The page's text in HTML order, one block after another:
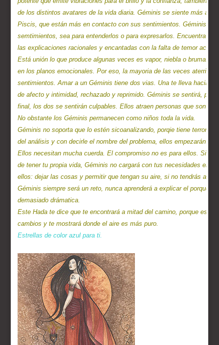
de los distintos avatares de la vida diaria. Géminis se siente más
Piscis, que están más en contacto con sus sentimientos. Géminis lo
semtimientos, sea para entenderlos o para expresarlos. Encuentra
las explicaciones racionales y encantadas con la falta de temor
Está unión lo que produce algunas veces es vapor, niebla o bruma.
en los planos emocionales. Por eso, la mayoria de las veces aterriza
sentimientos. Amar a un Géminis tiene dos vias. Una te lleva hacia
de afecto y intimidad, rechazado y reprimido. Géminis se sentirá, por
final, los dos se sentirán culpables. Ellos atraen personas que son
No obstante los Géminis permanecen como niños toda la vida.
Géminis no soporta que lo estén sicoanalizando, porqie tiene terror a
del análisis y con decirle el nombre del problema, ellos empezarán a
Ellos necesitan mucha cuerda. El compromiso no es para ellos. Si
de tener tu propia vida, Géminis no cargará con tus necesidades
ellos: dejar las cosas y permitir que tengan su aire, si no tendrás a
Géminis siempre será un reto, nunca aprenderá a explicar el porqué
demasiado drámatica.
Este Hada te dice que te encontrará a mitad del camino, porque es el